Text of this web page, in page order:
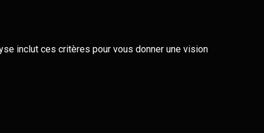
inclut ces critères pour vous donner une vision